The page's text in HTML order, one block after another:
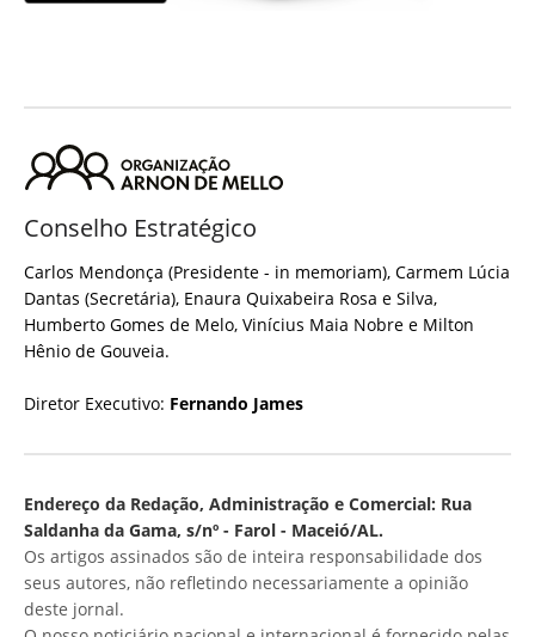
Conselho Estratégico
Carlos Mendonça (Presidente - in memoriam), Carmem Lúcia
Dantas (Secretária), Enaura Quixabeira Rosa e Silva,
Humberto Gomes de Melo, Vinícius Maia Nobre e Milton
Hênio de Gouveia.
Diretor Executivo: Fernando James
Endereço da Redação, Administração e Comercial: Rua
Saldanha da Gama, s/nº - Farol - Maceió/AL.
Os artigos assinados são de inteira responsabilidade dos
seus autores, não refletindo necessariamente a opinião
deste jornal.